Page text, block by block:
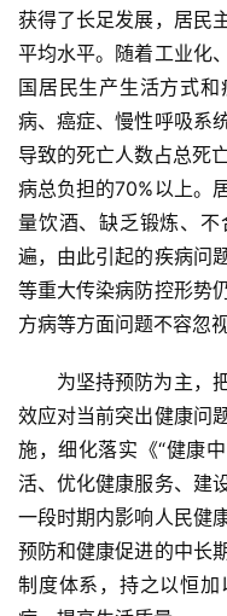
获得了长足发展，居民
平均水平。随着工业化
国居民生产生活方式
病、癌症、慢性呼吸系
导致的死亡人数占总死
病总负担的70%以上。
量饮酒、缺乏锻炼、
遍，由此引起的疾病问
等重大传染病防控形势
方病等方面问题不容忽视
为坚持预防为主，
效应对当前突出健康问
施，细化落实《“健康
活、优化健康服务、建
一段时期内影响人民健
预防和健康促进的中长
制度体系，持之以恒